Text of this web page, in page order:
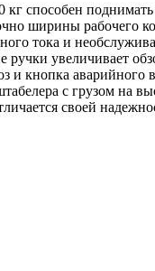
способен
ширины рабочего
тока и
ручки увеличивает
кнопка
с грузом на
своей